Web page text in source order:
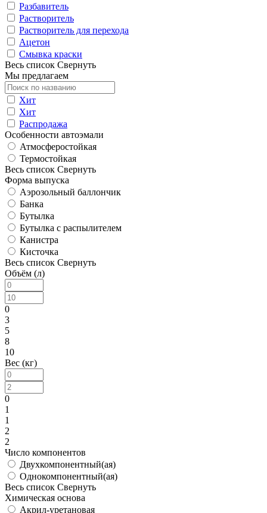
Разбавитель
Растворитель
Растворитель для перехода
Ацетон
Смывка краски
Весь список Свернуть
Мы предлагаем
Хит
Хит
Распродажа
Особенности автоэмали
Атмосферостойкая
Термостойкая
Весь список Свернуть
Форма выпуска
Аэрозольный баллончик
Банка
Бутылка
Бутылка с распылителем
Канистра
Кисточка
Весь список Свернуть
Объём (л)
0
3
5
8
10
Вес (кг)
0
1
1
2
2
Число компонентов
Двухкомпонентный(ая)
Однокомпонентный(ая)
Весь список Свернуть
Химическая основа
Акрил-уретановая